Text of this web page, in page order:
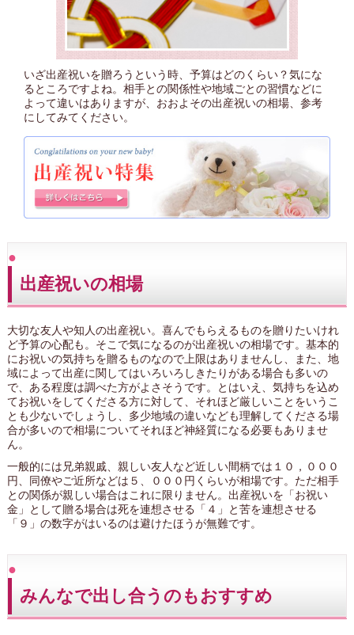
いざ出産祝いを贈ろうという時、予算はどのくらい？気にな
るところですよね。相手との関係性や地域ごとの習慣などに
よって違いはありますが、おおよその出産祝いの相場、参考
にしてみてください。
出産祝いの相場
大切な友人や知人の出産祝い。喜んでもらえるものを贈りたいけれ
ど予算の心配も。そこで気になるのが出産祝いの相場です。基本的
にお祝いの気持ちを贈るものなので上限はありませんし、また、地
域によって出産に関してはいろいろしきたりがある場合も多いの
で、ある程度は調べた方がよさそうです。とはいえ、気持ちを込め
てお祝いをしてくださる方に対して、それほど厳しいことをいうこ
とも少ないでしょうし、多少地域の違いなども理解してくださる場
合が多いので相場についてそれほど神経質になる必要もありませ
ん。
一般的には兄弟親戚、親しい友人など近しい間柄では１０，０００
円、同僚やご近所などは５、０００円くらいが相場です。ただ相手
との関係が親しい場合はこれに限りません。出産祝いを「お祝い
金」として贈る場合は死を連想させる「４」と苦を連想させる
「９」の数字がはいるのは避けたほうが無難です。
みんなで出し合うのもおすすめ